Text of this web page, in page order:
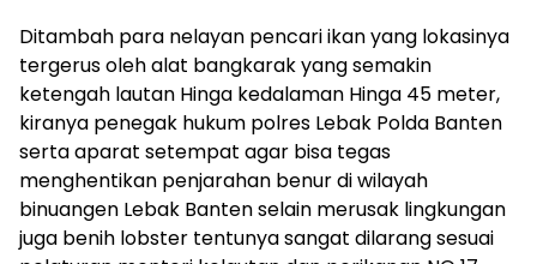
Ditambah para nelayan pencari ikan yang lokasinya
tergerus oleh alat bangkarak yang semakin
ketengah lautan Hinga kedalaman Hinga 45 meter,
kiranya penegak hukum polres Lebak Polda Banten
serta aparat setempat agar bisa tegas
menghentikan penjarahan benur di wilayah
binuangen Lebak Banten selain merusak lingkungan
juga benih lobster tentunya sangat dilarang sesuai